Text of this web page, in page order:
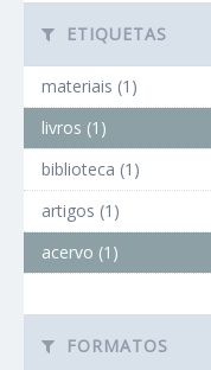
ETIQUETAS
materiais (1)
livros (1)
biblioteca (1)
artigos (1)
acervo (1)
FORMATOS